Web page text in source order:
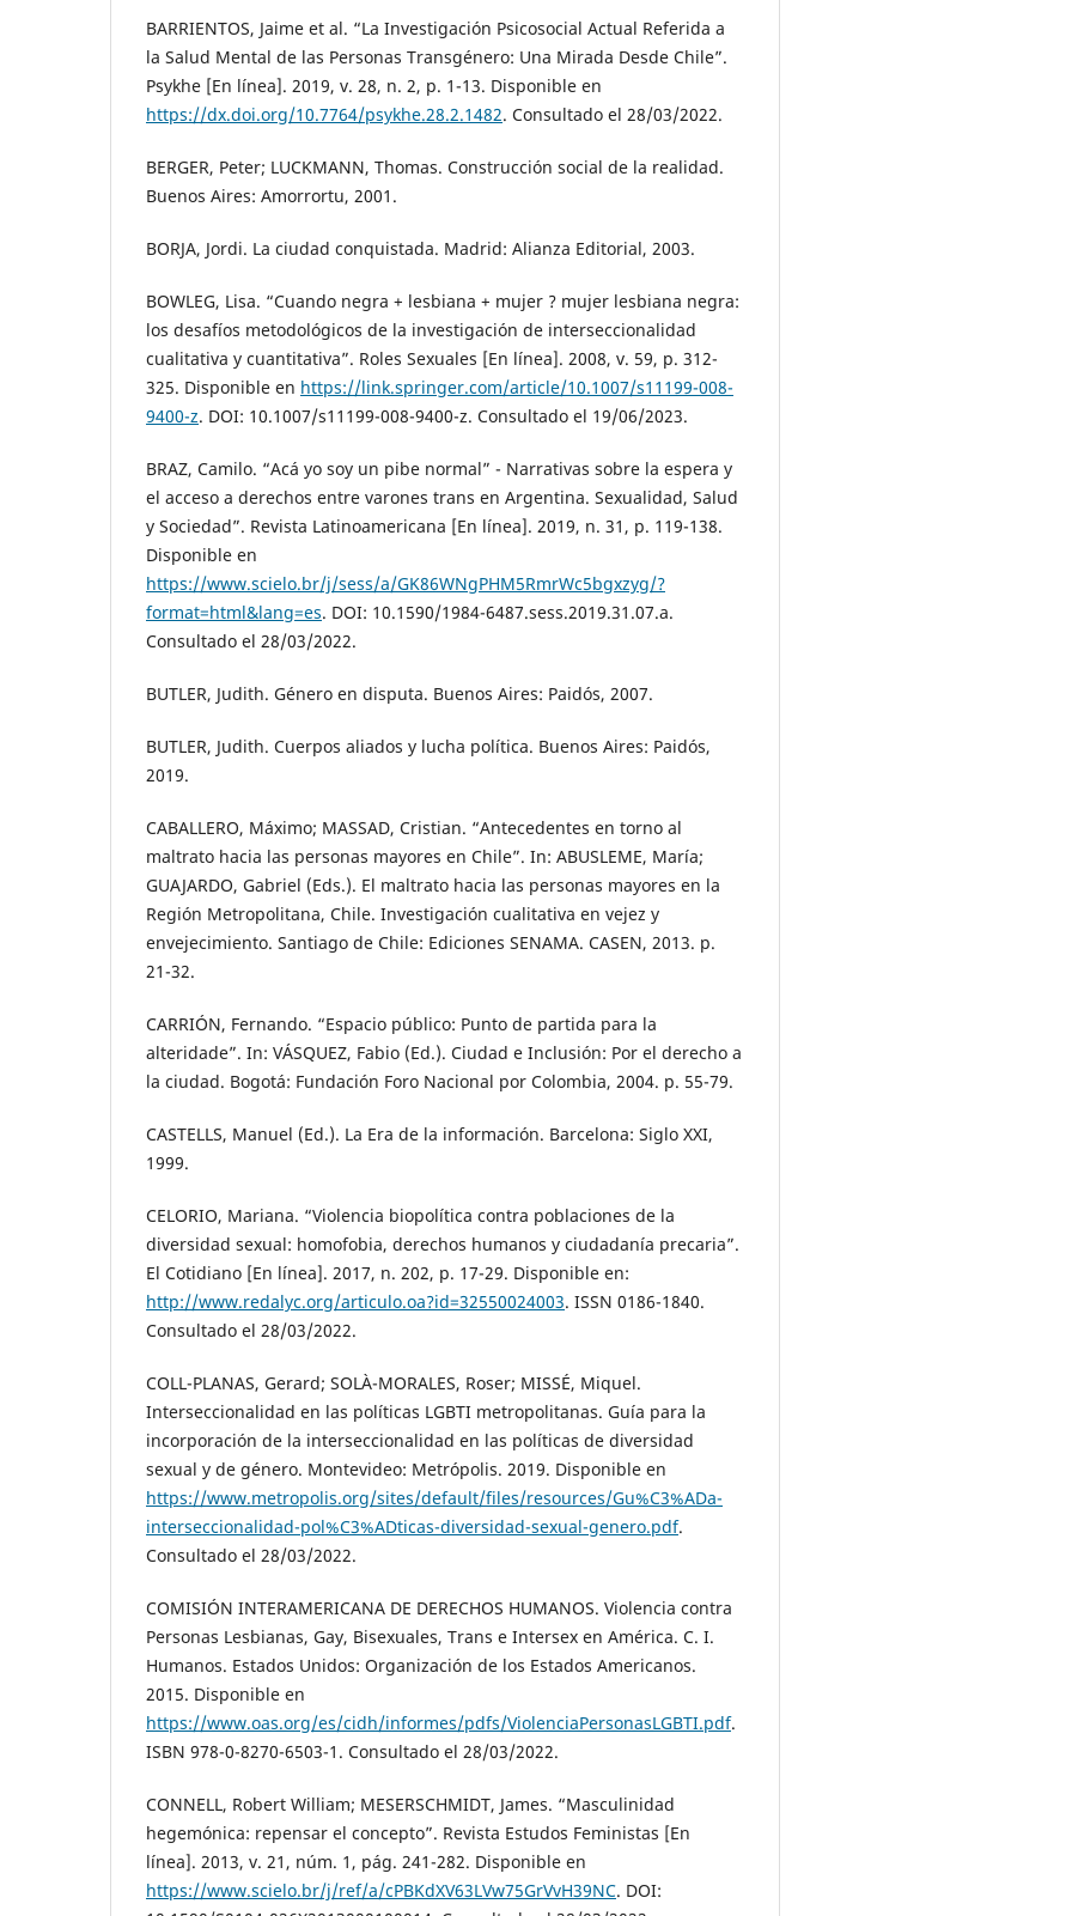
BARRIENTOS, Jaime et al. “La Investigación Psicosocial Actual Referida a
la Salud Mental de las Personas Transgénero: Una Mirada Desde Chile”.
Psykhe [En línea]. 2019, v. 28, n. 2, p. 1-13. Disponible en
https://dx.doi.org/10.7764/psykhe.28.2.1482. Consultado el 28/03/2022.
BERGER, Peter; LUCKMANN, Thomas. Construcción social de la realidad.
Buenos Aires: Amorrortu, 2001.
BORJA, Jordi. La ciudad conquistada. Madrid: Alianza Editorial, 2003.
BOWLEG, Lisa. “Cuando negra + lesbiana + mujer ? mujer lesbiana negra:
los desafíos metodológicos de la investigación de interseccionalidad
cualitativa y cuantitativa”. Roles Sexuales [En línea]. 2008, v. 59, p. 312-
325. Disponible en https://link.springer.com/article/10.1007/s11199-008-
9400-z. DOI: 10.1007/s11199-008-9400-z. Consultado el 19/06/2023.
BRAZ, Camilo. “Acá yo soy un pibe normal” - Narrativas sobre la espera y
el acceso a derechos entre varones trans en Argentina. Sexualidad, Salud
y Sociedad”. Revista Latinoamericana [En línea]. 2019, n. 31, p. 119-138.
Disponible en
https://www.scielo.br/j/sess/a/GK86WNgPHM5RmrWc5bgxzyg/?
format=html&lang=es. DOI: 10.1590/1984-6487.sess.2019.31.07.a.
Consultado el 28/03/2022.
BUTLER, Judith. Género en disputa. Buenos Aires: Paidós, 2007.
BUTLER, Judith. Cuerpos aliados y lucha política. Buenos Aires: Paidós,
2019.
CABALLERO, Máximo; MASSAD, Cristian. “Antecedentes en torno al
maltrato hacia las personas mayores en Chile”. In: ABUSLEME, María;
GUAJARDO, Gabriel (Eds.). El maltrato hacia las personas mayores en la
Región Metropolitana, Chile. Investigación cualitativa en vejez y
envejecimiento. Santiago de Chile: Ediciones SENAMA. CASEN, 2013. p.
21-32.
CARRIÓN, Fernando. “Espacio público: Punto de partida para la
alteridade”. In: VÁSQUEZ, Fabio (Ed.). Ciudad e Inclusión: Por el derecho a
la ciudad. Bogotá: Fundación Foro Nacional por Colombia, 2004. p. 55-79.
CASTELLS, Manuel (Ed.). La Era de la información. Barcelona: Siglo XXI,
1999.
CELORIO, Mariana. “Violencia biopolítica contra poblaciones de la
diversidad sexual: homofobia, derechos humanos y ciudadanía precaria”.
El Cotidiano [En línea]. 2017, n. 202, p. 17-29. Disponible en:
http://www.redalyc.org/articulo.oa?id=32550024003. ISSN 0186-1840.
Consultado el 28/03/2022.
COLL-PLANAS, Gerard; SOLÀ-MORALES, Roser; MISSÉ, Miquel.
Interseccionalidad en las políticas LGBTI metropolitanas. Guía para la
incorporación de la interseccionalidad en las políticas de diversidad
sexual y de género. Montevideo: Metrópolis. 2019. Disponible en
https://www.metropolis.org/sites/default/files/resources/Gu%C3%ADa-
interseccionalidad-pol%C3%ADticas-diversidad-sexual-genero.pdf.
Consultado el 28/03/2022.
COMISIÓN INTERAMERICANA DE DERECHOS HUMANOS. Violencia contra
Personas Lesbianas, Gay, Bisexuales, Trans e Intersex en América. C. I.
Humanos. Estados Unidos: Organización de los Estados Americanos.
2015. Disponible en
https://www.oas.org/es/cidh/informes/pdfs/ViolenciaPersonasLGBTI.pdf.
ISBN 978-0-8270-6503-1. Consultado el 28/03/2022.
CONNELL, Robert William; MESERSCHMIDT, James. “Masculinidad
hegemónica: repensar el concepto”. Revista Estudos Feministas [En
línea]. 2013, v. 21, núm. 1, pág. 241-282. Disponible en
https://www.scielo.br/j/ref/a/cPBKdXV63LVw75GrVvH39NC. DOI: